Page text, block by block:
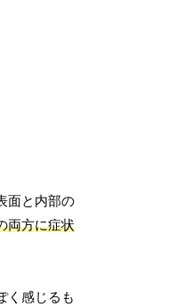
面と内部の
両方に症状
く感じるも